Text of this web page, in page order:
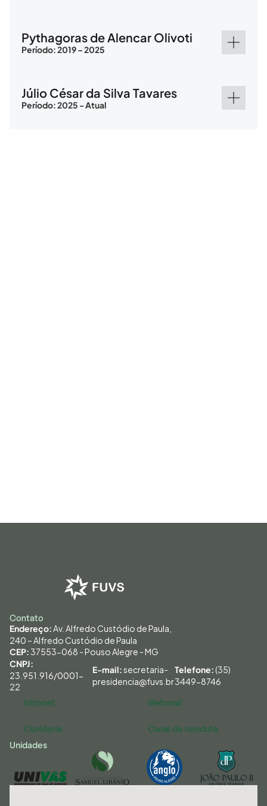
Pythagoras de Alencar Olivoti
Período: 2019 – 2025
Júlio César da Silva Tavares
Período: 2025 - Atual
Contato
Endereço: Av. Alfredo Custódio de Paula,
240 – Alfredo Custódio de Paula
CEP: 37553-068 - Pouso Alegre - MG
23.951.916/0001-
22
E-mail: secretaria-
presidencia@fuvs.br
Telefone: (35)
3449-8746
Intranet Webmail
Ouvidoria Canal de conduta
Unidades